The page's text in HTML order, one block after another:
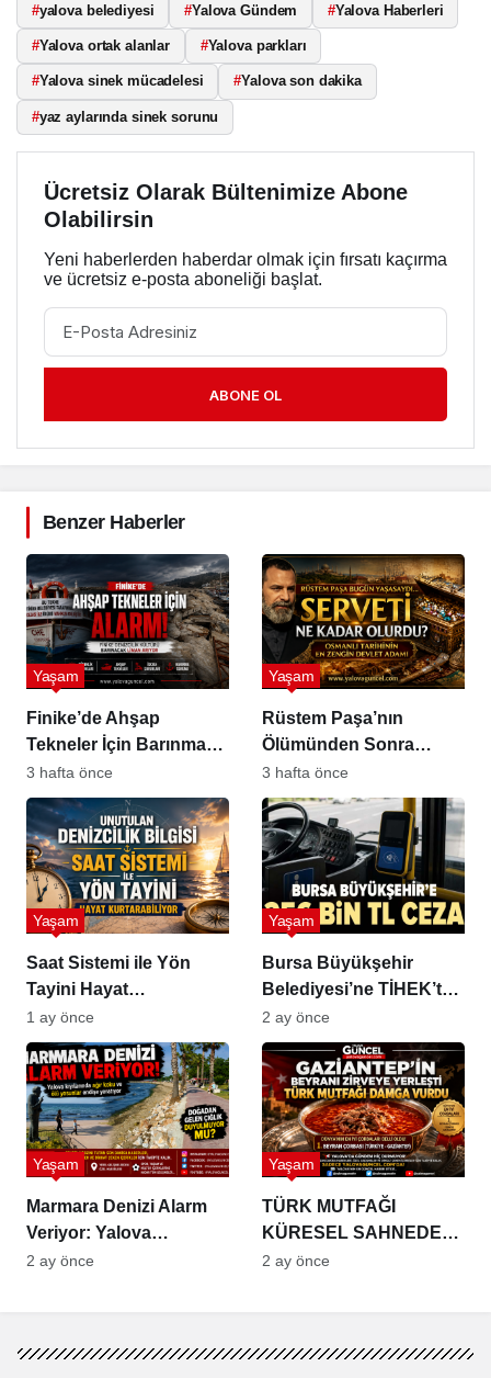
#yalova belediyesi #Yalova Gündem #Yalova Haberleri
#Yalova ortak alanlar #Yalova parkları
#Yalova sinek mücadelesi #Yalova son dakika
#yaz aylarında sinek sorunu
Ücretsiz Olarak Bültenimize Abone
Olabilirsin
Yeni haberlerden haberdar olmak için fırsatı kaçırma
ve ücretsiz e-posta aboneliği başlat.
ABONE OL
Benzer Haberler
Finike’de Ahşap
Tekneler İçin Barınma
Sorunu Büyüyor
Yaşam
3 hafta önce
Rüstem Paşa’nın
Ölümünden Sonra
Bıraktığı Servet Hayrete
Düşürüyor
Yaşam
3 hafta önce
Saat Sistemi ile Yön
Tayini Hayat
Kurtarabiliyor
Yaşam
1 ay önce
Bursa Büyükşehir
Belediyesi’ne TİHEK’ten
256 Bin TL Ceza
Yaşam
2 ay önce
Marmara Denizi Alarm
Veriyor: Yalova
Sahillerinden Yükselen
Yaşam
2 ay önce
TÜRK MUTFAĞI
KÜRESEL SAHNEDE
GÜÇLENİYOR
Yaşam
2 ay önce